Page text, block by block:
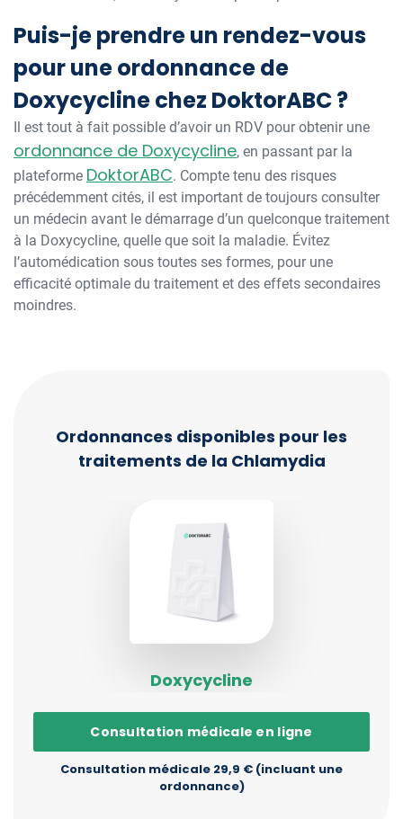
Puis-je prendre un rendez-vous
pour une ordonnance de
Doxycycline chez DoktorABC ?
Il est tout à fait possible d’avoir un RDV pour obtenir une
ordonnance de Doxycycline, en passant par la
plateforme DoktorABC. Compte tenu des risques
précédemment cités, il est important de toujours consulter
un médecin avant le démarrage d’un quelconque traitement
à la Doxycycline, quelle que soit la maladie. Évitez
l’automédication sous toutes ses formes, pour une
efficacité optimale du traitement et des effets secondaires
moindres.
Ordonnances disponibles pour les
traitements de la Chlamydia
Doxycycline
Consultation médicale en ligne
Consultation médicale 29,9 € (incluant une
ordonnance)